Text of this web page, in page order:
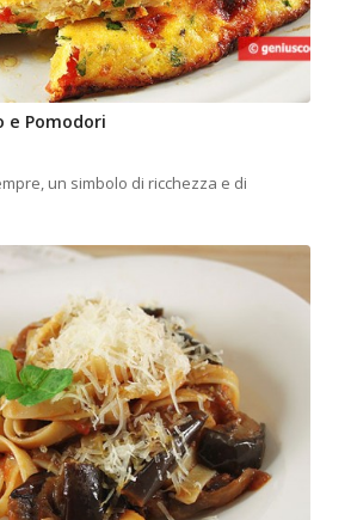
e Pomodori
un simbolo di ricchezza e di